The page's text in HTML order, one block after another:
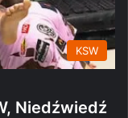
KSW
Niedźwiedź